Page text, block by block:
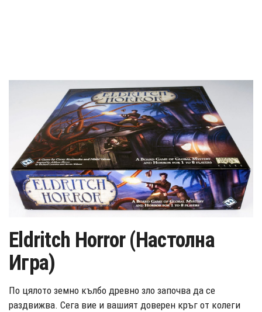
Eldritch Horror (Настолна
Игра)
По цялото земно кълбо древно зло започва да се
раздвижва. Сега вие и вашият доверен кръг от колеги